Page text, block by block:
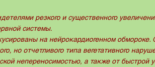
резкого и существенного
системы.
на нейрокардиогенном обмороке.
но отчетливого типа вегетативного
непереносимостью, а также от быстрой